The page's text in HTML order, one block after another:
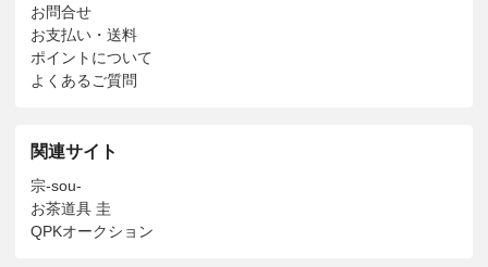
お問合せ
お支払い・送料
ポイントについて
よくあるご質問
関連サイト
宗-sou-
お茶道具 圭
QPKオークション